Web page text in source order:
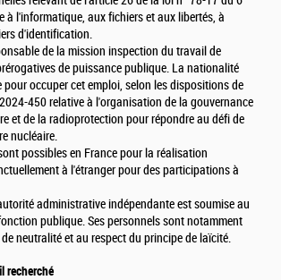
à l'informatique, aux fichiers et aux libertés, à
d'identification.
de la mission inspection du travail de
de puissance publique. La nationalité
pour occuper cet emploi, selon les dispositions de
450 relative à l'organisation de la gouvernance
et de la radioprotection pour répondre au défi de
nucléaire.
possibles en France pour la réalisation
à l'étranger pour des participations à
administrative indépendante est soumise au
publique. Ses personnels sont notamment
neutralité et au respect du principe de laïcité.
recherché